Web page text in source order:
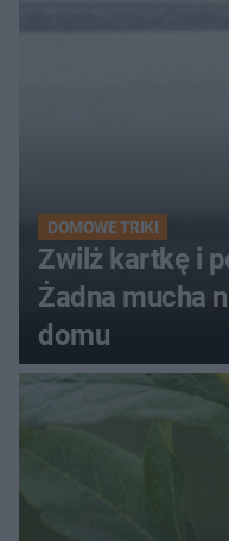
DOMOWE TRIKI
Zwilż kartkę i
Żadna mucha
domu